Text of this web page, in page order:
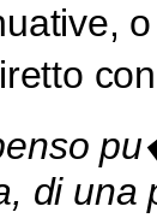
di una